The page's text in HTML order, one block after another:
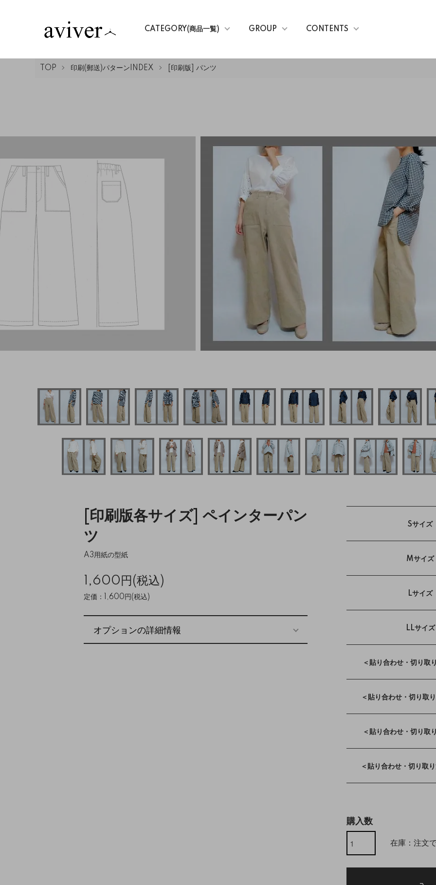
CATEGORY(商品一覧) GROUP CONTENTS
TOP 印刷(郵送)パターンINDEX [印刷版] パンツ
[印刷版各サイズ] ペインターパン
ツ
A3用紙の型紙
1,600円(税込)
定価：1,600円(税込)
オプションの詳細情報
Sサイズ
Mサイズ
Lサイズ
LLサイズ
＜貼り合わせ・切り取
＜貼り合わせ・切り取
＜貼り合わせ・切り取
＜貼り合わせ・切り取
購入数
在庫：注文